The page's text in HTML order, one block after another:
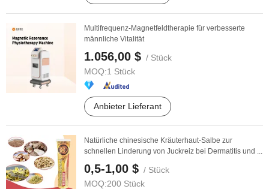
Multifrequenz-Magnetfeldtherapie für verbesserte
männliche Vitalität
1.056,00 $ / Stück
MOQ:1 Stück
Anbieter Lieferant
Natürliche chinesische Kräuterhaut-Salbe zur
schnellen Linderung von Juckreiz bei Dermatitis und ...
0,5-1,00 $ / Stück
MOQ:200 Stück